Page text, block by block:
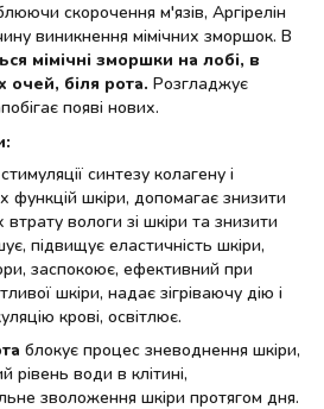
скорочення м'язів, Аргірелін
виникнення мімічних зморшок. В
мімічні зморшки на лобі, в
очей, біля рота. Розгладжує
появі нових.
синтезу колагену і
функцій шкіри, допомагає знизити
вологи зі шкіри та знизити
підвищує еластичність шкіри,
заспокоює, ефективний при
шкіри, надає зігріваючу дію і
крові, освітлює.
блокує процес зневоднення шкіри,
рівень води в клітині,
зволоження шкіри протягом дня.